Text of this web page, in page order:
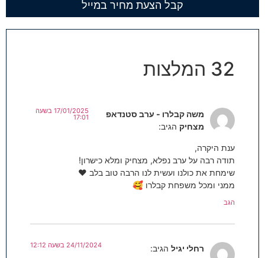
קבל הצעת מחיר במייל
32 המלצות
משה קבלרו - ערב סטנדאפ
מצחיק הגיב:
17/01/2025 בשעה
17:01
ענת היקרה,
תודה רבה על ערב נפלא, מצחיק ומלא כישרון!
שימחת את כולנו ועשית לנו הרבה טוב בלב ❤
ממני ומכל משפחת קבלרו 🥰
הגב
רחלי יגיל הגיב: 24/11/2024 בשעה 12:12